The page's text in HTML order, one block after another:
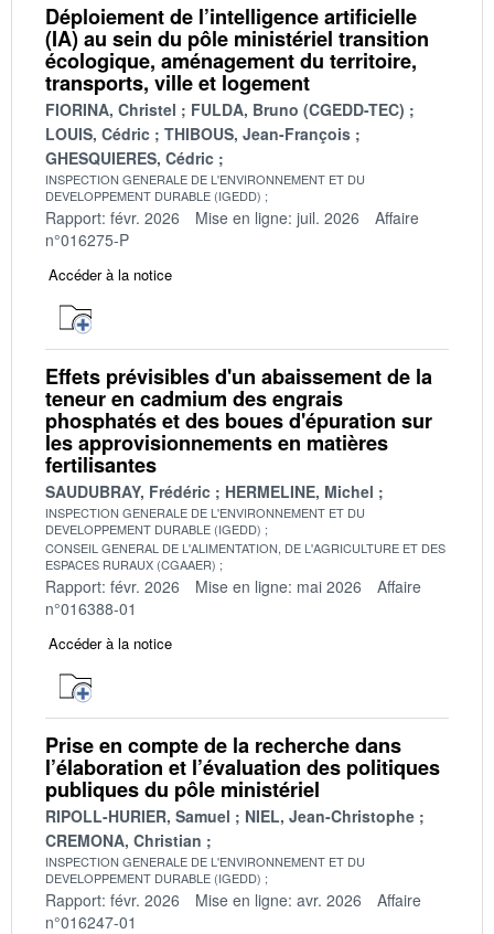
Déploiement de l’intelligence artificielle
(IA) au sein du pôle ministériel transition
écologique, aménagement du territoire,
transports, ville et logement
FIORINA, Christel
FULDA, Bruno (CGEDD-TEC)
LOUIS, Cédric
THIBOUS, Jean-François
GHESQUIERES, Cédric
INSPECTION GENERALE DE L'ENVIRONNEMENT ET DU
DEVELOPPEMENT DURABLE (IGEDD)
Rapport: févr. 2026 Mise en ligne: juil. 2026
Affaire
n°016275-P
Accéder à la notice
Effets prévisibles d'un abaissement de la
teneur en cadmium des engrais
phosphatés et des boues d'épuration sur
les approvisionnements en matières
fertilisantes
SAUDUBRAY, Frédéric HERMELINE, Michel
INSPECTION GENERALE DE L'ENVIRONNEMENT ET DU
DEVELOPPEMENT DURABLE (IGEDD)
CONSEIL GENERAL DE L'ALIMENTATION, DE L'AGRICULTURE ET DES
ESPACES RURAUX (CGAAER)
Rapport: févr. 2026 Mise en ligne: mai 2026
Affaire
n°016388-01
Accéder à la notice
Prise en compte de la recherche dans
l’élaboration et l’évaluation des politiques
publiques du pôle ministériel
RIPOLL-HURIER, Samuel
NIEL, Jean-Christophe
CREMONA, Christian
INSPECTION GENERALE DE L'ENVIRONNEMENT ET DU
DEVELOPPEMENT DURABLE (IGEDD)
Rapport: févr. 2026 Mise en ligne: avr. 2026
Affaire
n°016247-01